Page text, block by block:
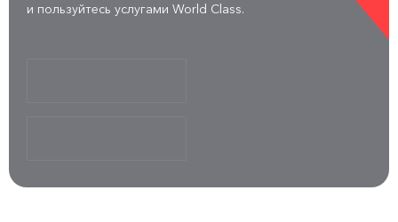
и пользуйтесь услугами World Class.